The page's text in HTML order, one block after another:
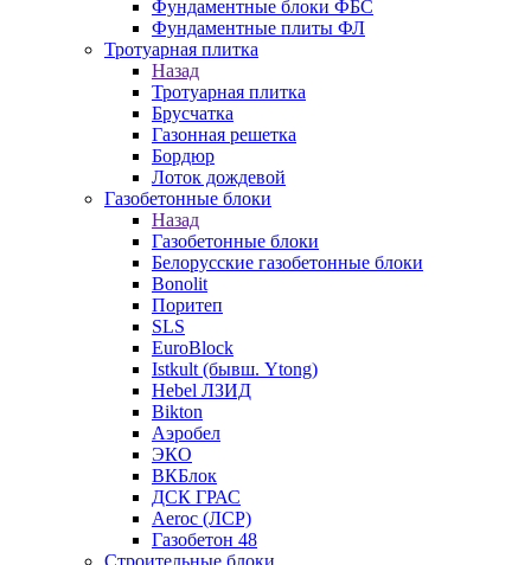
Фундаментные блоки ФБС
Фундаментные плиты ФЛ
Тротуарная плитка
Назад
Тротуарная плитка
Брусчатка
Газонная решетка
Бордюр
Лоток дождевой
Газобетонные блоки
Назад
Газобетонные блоки
Белорусские газобетонные блоки
Bonolit
Поритеп
SLS
EuroBlock
Istkult (бывш. Ytong)
Hebel ЛЗИД
Bikton
Аэробел
ЭКО
ВКБлок
ДСК ГРАС
Aeroc (ЛСР)
Газобетон 48
Строительные блоки